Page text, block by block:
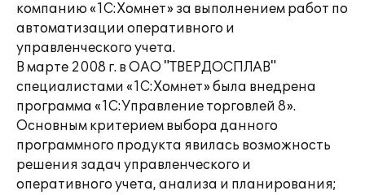
компанию «1С:Хомнет» за выполнением работ по
автоматизации оперативного и
управленческого учета.
В марте 2008 г. в ОАО "ТВЕРДОСПЛАВ"
специалистами «1С:Хомнет» была внедрена
программа «1С:Управление торговлей 8».
Основным критерием выбора данного
программного продукта явилась возможность
решения задач управленческого и
оперативного учета, анализа и планирования;